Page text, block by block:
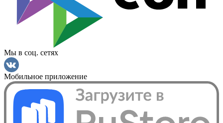
Мы в соц. сетях
Мобильное приложение